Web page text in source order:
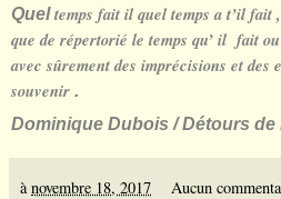
Queltemps fait il quel temps a t’il fait
que de répertorié le temps qu’ il fait
avec sûrement des imprécisions et
souvenir .
Dominique Dubois / Détours de
à novembre 18, 2017 Aucun